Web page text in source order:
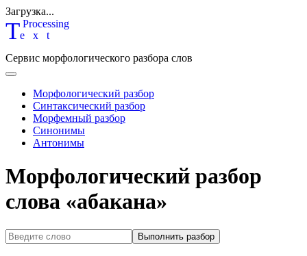
Загрузка...
Text
Processing
Сервис морфологического разбора слов
Морфологический разбор
Синтаксический разбор
Морфемный разбор
Синонимы
Антонимы
Морфологический разбор
слова «абакана»
Выполнить разбор